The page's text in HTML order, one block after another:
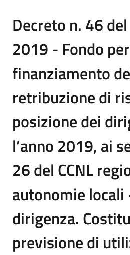
Decreto n. 46
2019 - Fondo
finanziamento
retribuzione di
posizione dei
l’anno 2019, ai
26 del CCNL
autonomie locali
dirigenza.
previsione di